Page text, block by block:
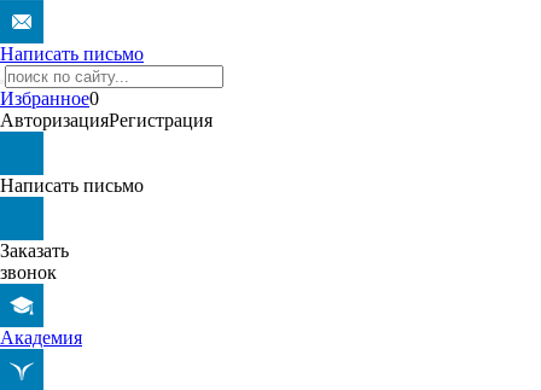
Написать письмо
Избранное0
АвторизацияРегистрация
Написать письмо
Заказать
звонок
Академия